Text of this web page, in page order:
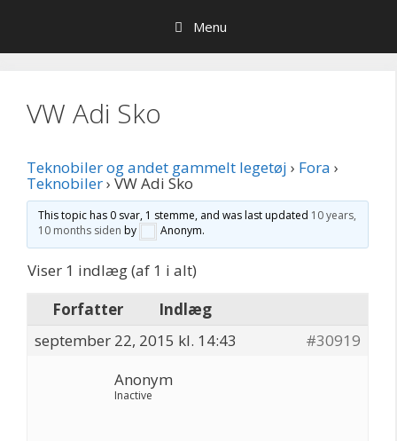
indhold
Menu
VW Adi Sko
Teknobiler og andet gammelt legetøj › Fora ›
Teknobiler› VW Adi Sko
This topic has 0 svar, 1 stemme, and was last updated 10 years,
10 months siden by Anonym.
Viser 1 indlæg (af 1 i alt)
Forfatter
Indlæg
september 22, 2015 kl. 14:43
#30919
Anonym
Inactive